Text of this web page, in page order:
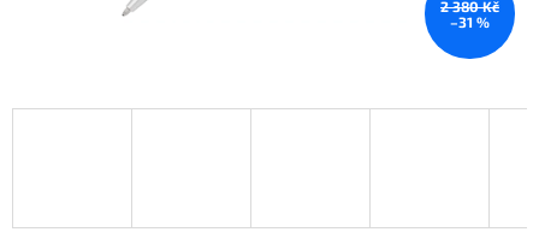
2 380 Kč
–31 %